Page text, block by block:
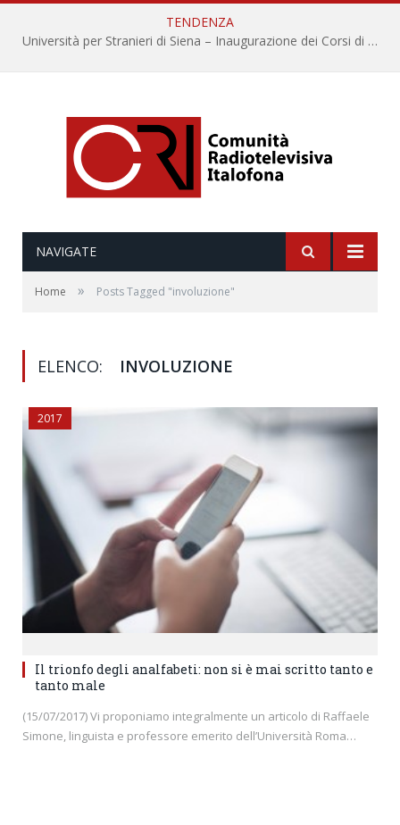
TENDENZA
Università per Stranieri di Siena – Inaugurazione dei Corsi di Lingua e Cultura Italiana, 109a annata
NAVIGATE
Home » Posts Tagged "involuzione"
ELENCO: INVOLUZIONE
2017
Il trionfo degli analfabeti: non si è mai scritto tanto e
tanto male
(15/07/2017) Vi proponiamo integralmente un articolo di Raffaele
Simone, linguista e professore emerito dell’Università Roma…